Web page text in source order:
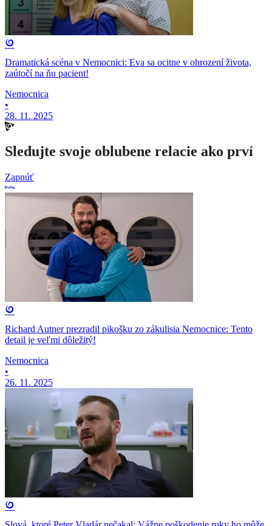
Dramatická scéna v Nemocnici: Eva sa ocitne v ohrození života,
zaútočí na ňu pacient!
Nemocnica
•
28. 11. 2025
Sledujte svoje oblubene relacie ako prví
Zapnúť
Richard Autner prezradil pikošku zo zákulisia Nemocnice: Tento
detail je veľmi dôležitý!
Nemocnica
•
26. 11. 2025